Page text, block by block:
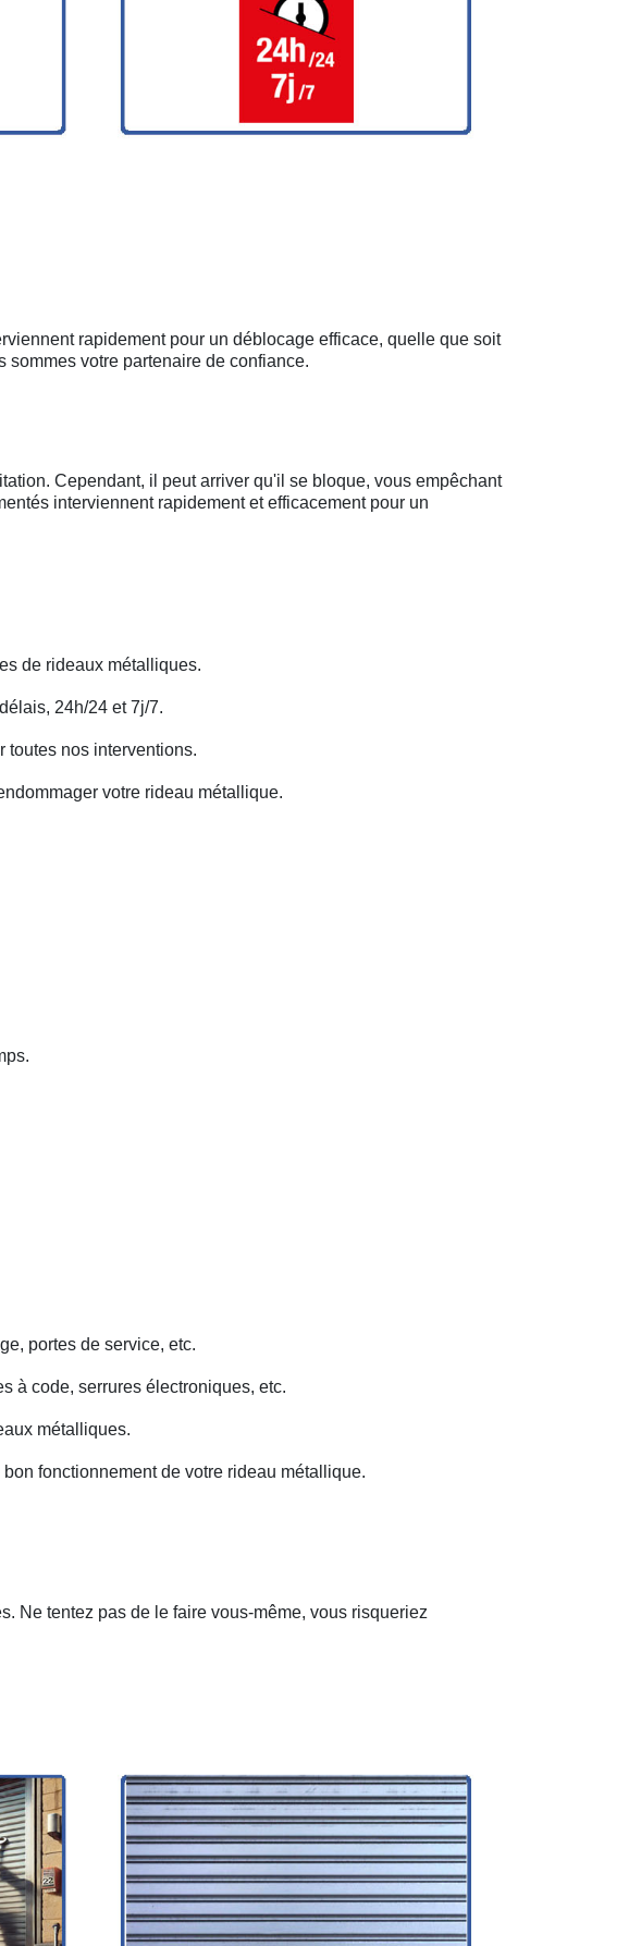
rapidement pour un déblocage efficace, quelle que soit
sommes votre partenaire de confiance.
Cependant, il peut arriver qu'il se bloque, vous empêchant
interviennent rapidement et efficacement pour un
de rideaux métalliques.
24h/24 et 7j/7.
toutes nos interventions.
votre rideau métallique.
portes de service, etc.
à code, serrures électroniques, etc.
métalliques.
fonctionnement de votre rideau métallique.
Ne tentez pas de le faire vous-même, vous risqueriez